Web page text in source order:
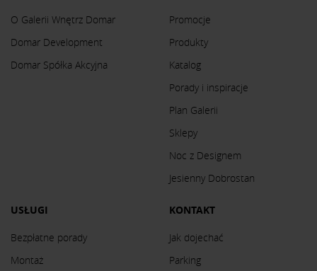
O Galerii Wnętrz Domar
Domar Development
Domar Spółka Akcyjna
Promocje
Produkty
Katalog
Porady i inspiracje
Plan Galerii
Sklepy
Noc z Designem
Jesienny Dobrostan
USŁUGI
Bezpłatne porady
Montaż
KONTAKT
Jak dojechać
Parking